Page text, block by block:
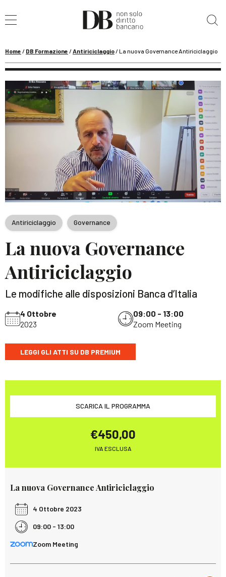
Home / DB Formazione /Antiriciclaggio/La nuova Governance Antiriciclaggio
Antiriciclaggio Governance
La nuova Governance
Antiriciclaggio
Le modifiche alle disposizioni Banca d’Italia
4 Ottobre
2023
09:00 - 13:00
Zoom Meeting
LEGGI GLI ATTI SU DB PREMIUM
SCARICA IL PROGRAMMA
€450,00
IVA ESCLUSA
La nuova Governance Antiriciclaggio
4 Ottobre 2023
09:00 - 13:00
Zoom Meeting